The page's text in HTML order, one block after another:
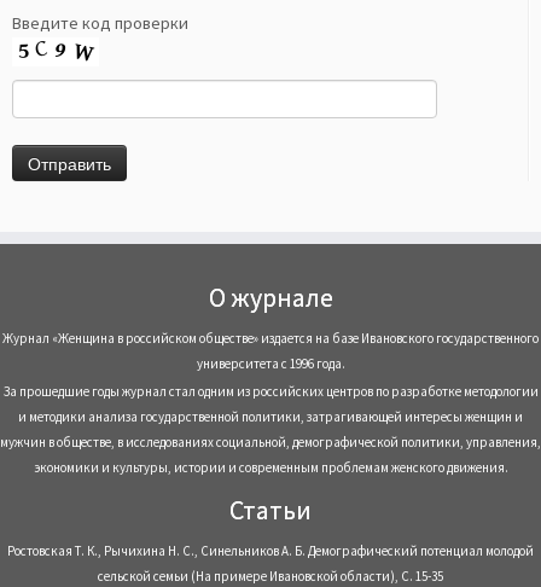
Введите код проверки
О журнале
Журнал «Женщина в российском обществе» издается на базе Ивановского государственного
университета с 1996 года.
За прошедшие годы журнал стал одним из российских центров по разработке методологии
и методики анализа государственной политики, затрагивающей интересы женщин и
мужчин в обществе, в исследованиях социальной, демографической политики, управления,
экономики и культуры, истории и современным проблемам женского движения.
Статьи
Ростовская Т. К., Рычихина Н. С., Синельников А. Б. Демографический потенциал молодой
сельской семьи (На примере Ивановской области), С. 15-35